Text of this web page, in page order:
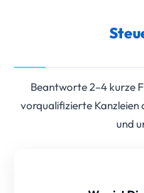
Beantworte 2–4 kurze
vorqualifizierte Kanzleien
und